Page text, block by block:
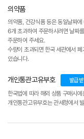
의약품
의약품, 건강식품 등은 동일날짜
6개 초과하여 주문하시려면 날짜
주문하여 주세요.
수량이 초과되면 한국 세관에서
있습니다.
개인통관고유부호 발급
한국법에 따라 해외 상품 구매시
개인통관고유부호는 관세청에서